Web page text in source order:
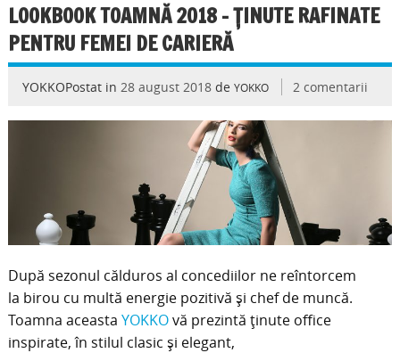
LOOKBOOK TOAMNĂ 2018 – ȚINUTE RAFINATE
PENTRU FEMEI DE CARIERĂ
YOKKOPostat in 28 august 2018de YOKKO 2 comentarii
După sezonul călduros al concediilor ne reîntorcem
la birou cu multă energie pozitivă și chef de muncă.
Toamna aceasta YOKKOvă prezintă ținute office
inspirate, în stilul clasic și elegant,